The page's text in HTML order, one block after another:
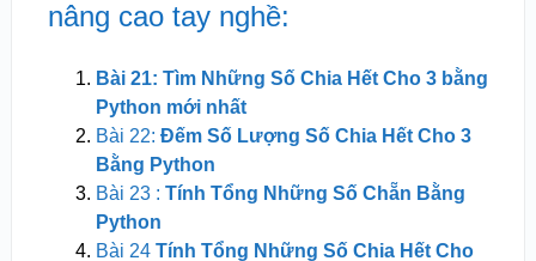
nâng cao tay nghề:
Bài 21: Tìm Những Số Chia Hết Cho 3 bằng
Python mới nhất
Bài 22: Đếm Số Lượng Số Chia Hết Cho 3
Bằng Python
Bài 23 : Tính Tổng Những Số Chẵn Bằng
Python
Bài 24 Tính Tổng Những Số Chia Hết Cho